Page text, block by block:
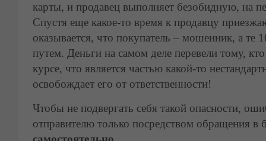
карты, и продавец выполняет безобидную, на
Спустя еще какое-то время к продавцу
оказывается, что покупатель – мошенник, а
путем. Деньги на самом деле перевели тому,
курсе, что является частью какой-то
освобождает его от ответственности!
Чтобы не подвергать себя такой опасности,
отправителю только посредством обращения в